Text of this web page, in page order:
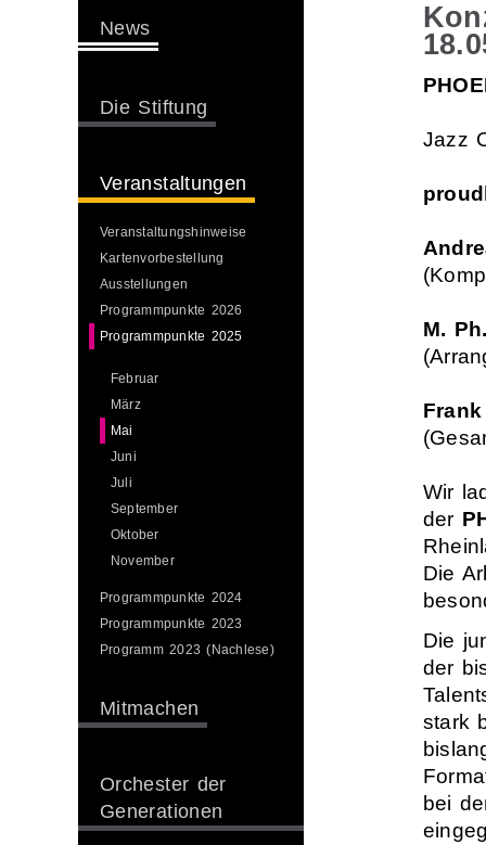
News
Die Stiftung
Veranstaltungen
Veranstaltungshinweise
Kartenvorbestellung
Ausstellungen
Programmpunkte 2026
Programmpunkte 2025
Februar
März
Mai
Juni
Juli
September
Oktober
November
Programmpunkte 2024
Programmpunkte 2023
Programm 2023 (Nachlese)
Mitmachen
Orchester der
Generationen
Jazz
M.
Wir
der
Die
Die
der
stark
bei